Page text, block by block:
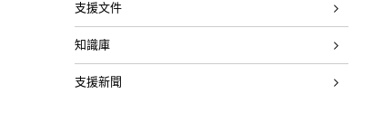
支援文件
知識庫
支援新聞